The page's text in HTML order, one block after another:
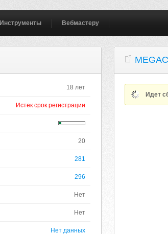
Инструменты Вебмастеру
18 лет
Истек срок регистрации
20
281
296
Нет
Нет
Нет данных
Идет